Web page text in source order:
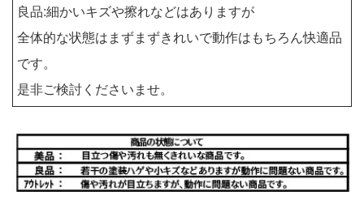
良品:細かいキズや擦れなどはありますが
全体的な状態はまずまずきれいで動作はもちろん快適品
です。
是非ご検討くださいませ。